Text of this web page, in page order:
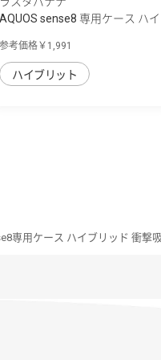
AQUOS sense8 専用ケース ハイ
参考価格￥1,991
ハイブリット
専用ケース ハイブリッド 衝撃